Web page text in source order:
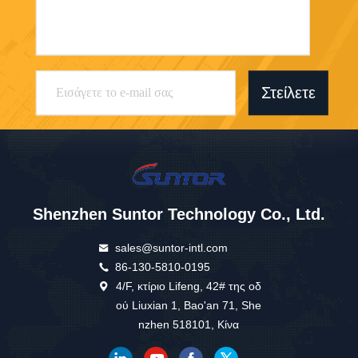
Στείλετε
Shenzhen Suntor Technology Co., Ltd.
sales@suntor-intl.com
86-130-5810-0195
4/F, κτίριο Lifeng, 42# της οδ
ού Liuxian 1, Bao'an 71, She
nzhen 518101, Κίνα